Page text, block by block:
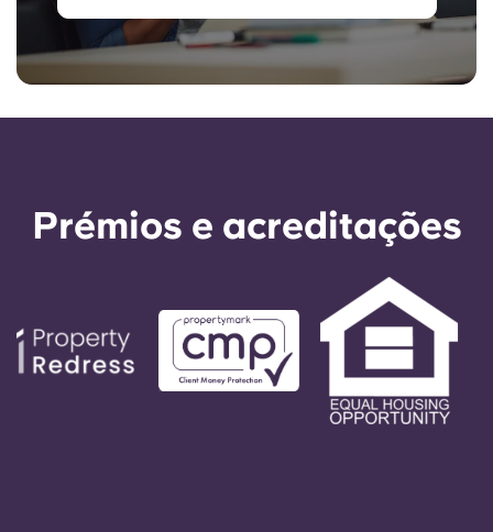
Prémios e acreditações